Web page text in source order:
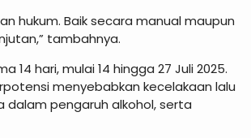
hukum. Baik secara manual maupun
tambahnya.
14 hari, mulai 14 hingga 27 Juli 2025.
menyebabkan kecelakaan lalu
dalam pengaruh alkohol, serta